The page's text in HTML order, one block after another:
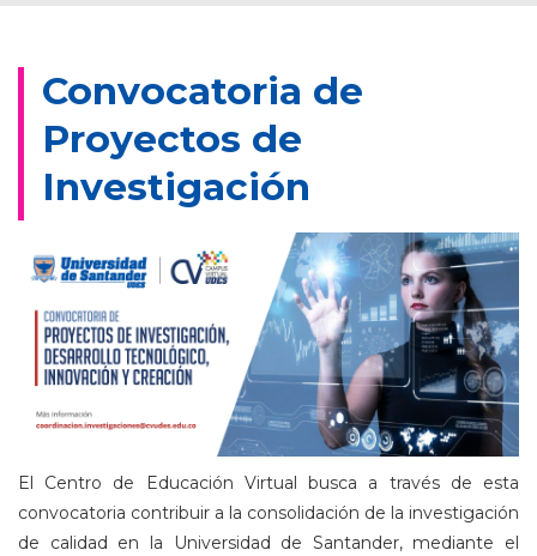
Convocatoria de
Proyectos de
Investigación
El Centro de Educación Virtual busca a través de esta
convocatoria contribuir a la consolidación de la investigación
de calidad en la Universidad de Santander, mediante el